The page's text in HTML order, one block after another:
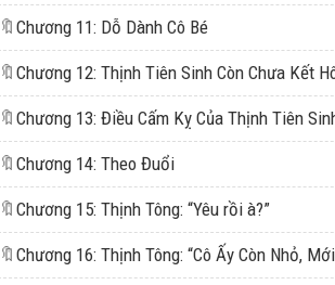
🔖 Chương 11: Dỗ Dành Cô Bé
🔖
🔖 Chương 13: Điều Cấm Kỵ Của Thịnh Tiên
🔖 Chương 14: Theo Đuổi
🔖 Chương 15: Thịnh Tông: “Yêu rồi à?”
🔖